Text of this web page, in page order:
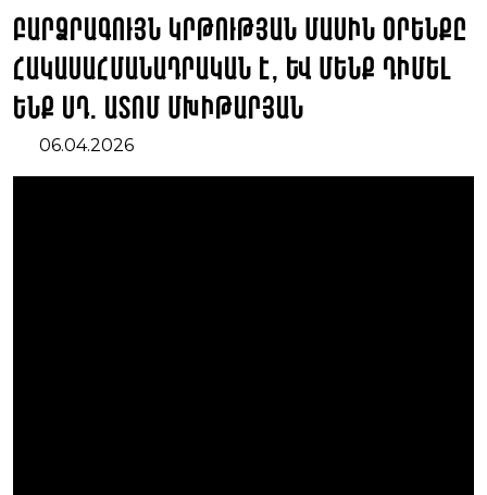
Բարձրագույն կրթության մասին օրենքը
հակասահմանադրական է, և մենք դիմել
ենք ՍԴ. Ատոմ Մխիթարյան
06.04.2026